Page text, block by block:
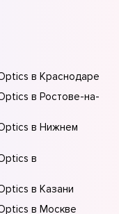
в Краснодаре
в Ростове-на-
в Нижнем
в
в Казани
в Москве